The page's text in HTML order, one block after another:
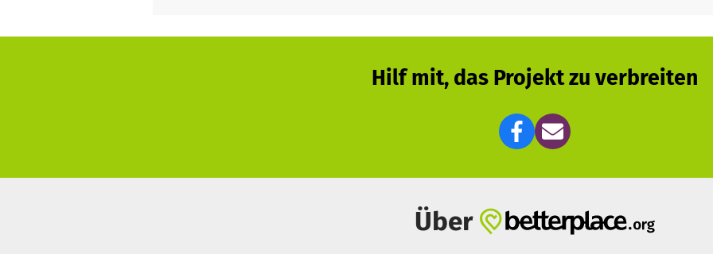
Da die Lunge durch die Atemluft ständig mit Krankheitserregern konfrontiert wird,
Enzyme (Proteasen). Diese können jedoch nicht zwischen
durch die Eiweiß-spaltenden Enzyme schützen. Das Alpha-1-Antitrypsin spielt eine
das Lungengewebe, damit das lebenswichtige Atemorgan nicht in Mitleidenschaft
Hilf mit, das Projekt zu verbreiten
Über